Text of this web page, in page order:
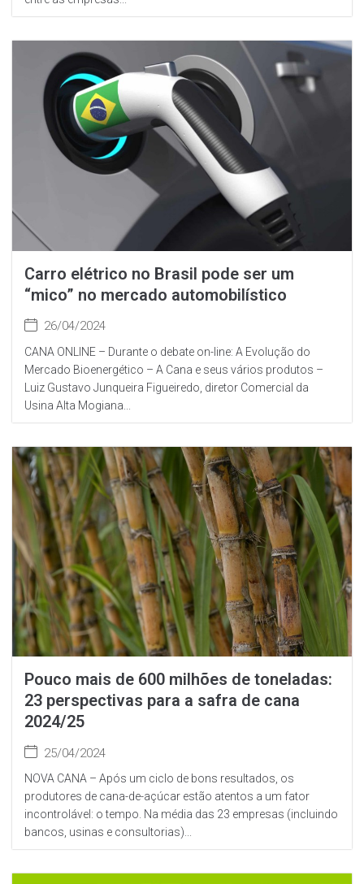
Carro elétrico no Brasil pode ser um
“mico” no mercado automobilístico
26/04/2024
CANA ONLINE – Durante o debate on-line: A Evolução do
Mercado Bioenergético – A Cana e seus vários produtos –
Luiz Gustavo Junqueira Figueiredo, diretor Comercial da
Usina Alta Mogiana...
Pouco mais de 600 milhões de toneladas:
23 perspectivas para a safra de cana
2024/25
25/04/2024
NOVA CANA – Após um ciclo de bons resultados, os
produtores de cana-de-açúcar estão atentos a um fator
incontrolável: o tempo. Na média das 23 empresas (incluindo
bancos, usinas e consultorias)...